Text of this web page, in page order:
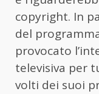
copyright. In
del
provocato
televisiva per
volti dei suoi